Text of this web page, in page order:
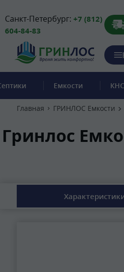
Санкт-Петербург: +7 (812)
604-84-83
Емкости КНС
Главная ГРИНЛОС Емкости
Гринлос